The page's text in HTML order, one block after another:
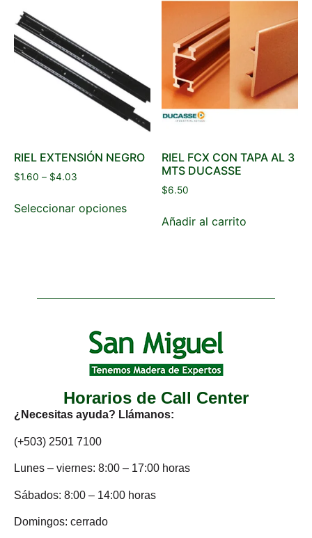
RIEL EXTENSIÓN NEGRO
$1.60 – $4.03
Seleccionar opciones
RIEL FCX CON TAPA AL 3
MTS DUCASSE
$6.50
Añadir al carrito
Horarios de Call Center
¿Necesitas ayuda? Llámanos:
(+503) 2501 7100
Lunes – viernes: 8:00 – 17:00 horas
Sábados: 8:00 – 14:00 horas
Domingos: cerrado